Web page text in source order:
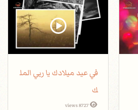
في عيد ميلادك يا ربي المل
ك
8727 views